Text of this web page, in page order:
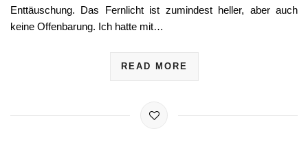
Enttäuschung. Das Fernlicht ist zumindest heller, aber auch
keine Offenbarung. Ich hatte mit…
READ MORE